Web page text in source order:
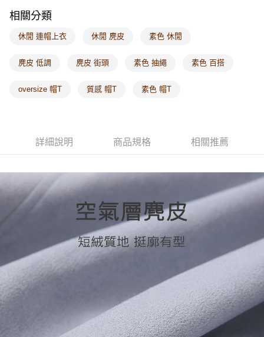
每筆NT$60，滿NT$1,000(含以上)免運費
海外配送-港/澳/新/馬/泰國專屬
海外配送-其他亞洲地區 查看運費
相關分類
休閒 連帽上衣 休閒 麂皮 素色 休閒
麂皮 低調 麂皮 街頭 素色 抽繩 素色 百搭
oversize 帽T 質感 帽T 素色 帽T
詳細說明 商品規格 相關推薦